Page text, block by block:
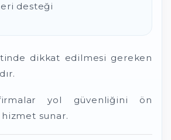
desteği
dikkat edilmesi gereken
yol güvenliğini ön
sunar.